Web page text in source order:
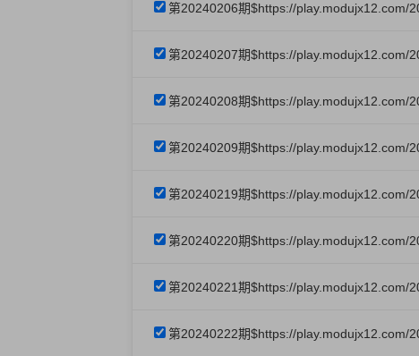
第20240206期$https://play.modujx12.com/
第20240207期$https://play.modujx12.com/
第20240208期$https://play.modujx12.com/
第20240209期$https://play.modujx12.com/
第20240219期$https://play.modujx12.com/
第20240220期$https://play.modujx12.com/
第20240221期$https://play.modujx12.com/
第20240222期$https://play.modujx12.com/